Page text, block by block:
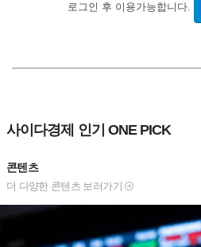
로그인 후 이용가능합니다.
사이다경제 인기 ONE PICK
콘텐츠
더 다양한 콘텐츠 보러가기